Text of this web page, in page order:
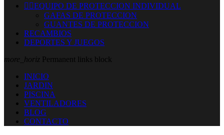
 EQUIPO DE PROTECCION INDIVIDUAL
GAFAS DE PROTECCION
GUANTES DE PROTECCION
RECAMBIOS
DEPORTES Y JUEGOS
more_horiz Permanent links block
INICIO
JARDIN
PISCINA
VENTILADORES
BLOG
CONTACTO